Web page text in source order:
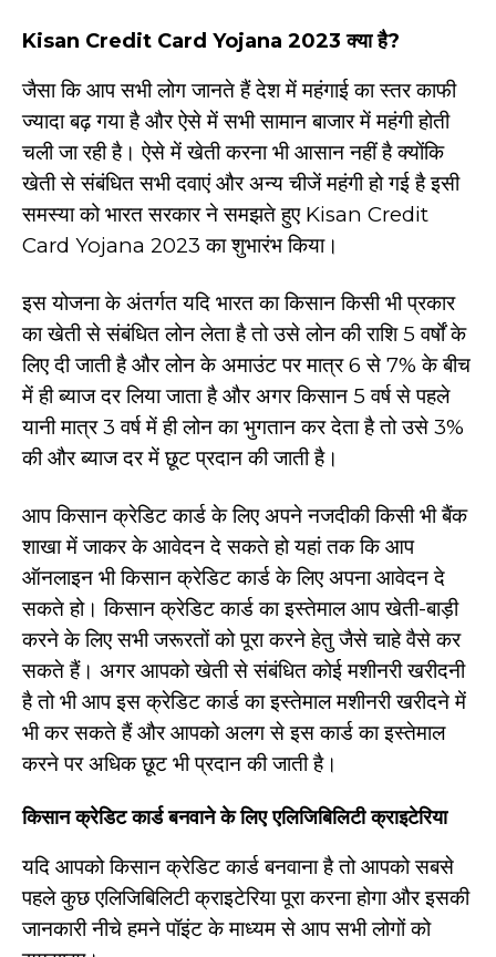
Kisan Credit Card Yojana 2023क्या है?
जैसा कि आप सभी लोग जानते हैं देश में महंगाई का स्तर काफी
ज्यादा बढ़ गया है और ऐसे में सभी सामान बाजार में महंगी होती
चली जा रही है। ऐसे में खेती करना भी आसान नहीं है क्योंकि
खेती से संबंधित सभी दवाएं और अन्य चीजें महंगी हो गई है इसी
समस्या को भारत सरकार ने समझते हुए Kisan Credit
Card Yojana 2023 का शुभारंभ किया।
इस योजना के अंतर्गत यदि भारत का किसान किसी भी प्रकार
का खेती से संबंधित लोन लेता है तो उसे लोन की राशि 5 वर्षों के
लिए दी जाती है और लोन के अमाउंट पर मात्र 6 से 7% के बीच
में ही ब्याज दर लिया जाता है और अगर किसान 5 वर्ष से पहले
यानी मात्र 3 वर्ष में ही लोन का भुगतान कर देता है तो उसे 3%
की और ब्याज दर में छूट प्रदान की जाती है।
आप किसान क्रेडिट कार्ड के लिए अपने नजदीकी किसी भी बैंक
शाखा में जाकर के आवेदन दे सकते हो यहां तक कि आप
ऑनलाइन भी किसान क्रेडिट कार्ड के लिए अपना आवेदन दे
सकते हो। किसान क्रेडिट कार्ड का इस्तेमाल आप खेती-बाड़ी
करने के लिए सभी जरूरतों को पूरा करने हेतु जैसे चाहे वैसे कर
सकते हैं। अगर आपको खेती से संबंधित कोई मशीनरी खरीदनी
है तो भी आप इस क्रेडिट कार्ड का इस्तेमाल मशीनरी खरीदने में
भी कर सकते हैं और आपको अलग से इस कार्ड का इस्तेमाल
करने पर अधिक छूट भी प्रदान की जाती है।
किसान क्रेडिट कार्ड बनवाने के लिए एलिजिबिलिटी क्राइटेरिया
यदि आपको किसान क्रेडिट कार्ड बनवाना है तो आपको सबसे
पहले कुछ एलिजिबिलिटी क्राइटेरिया पूरा करना होगा और इसकी
जानकारी नीचे हमने पॉइंट के माध्यम से आप सभी लोगों को